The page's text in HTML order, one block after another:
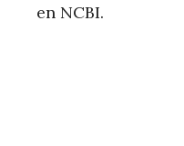
en NCBI.